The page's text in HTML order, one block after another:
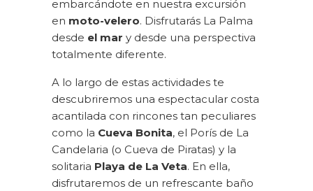
embarcándote en nuestra excursión
en moto-velero. Disfrutarás La Palma
desde el mar y desde una perspectiva
totalmente diferente.
A lo largo de estas actividades te
descubriremos una espectacular costa
acantilada con rincones tan peculiares
como la Cueva Bonita, el Porís de La
Candelaria (o Cueva de Piratas) y la
solitaria Playa de La Veta. En ella,
disfrutaremos de un refrescante baño